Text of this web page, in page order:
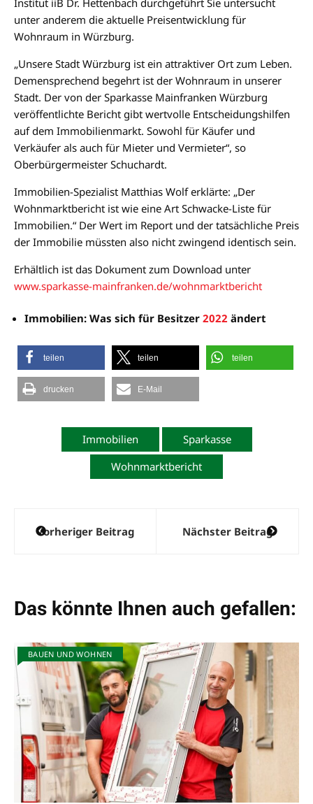
unter anderem die aktuelle Preisentwicklung für
Wohnraum in Würzburg.
„Unsere Stadt Würzburg ist ein attraktiver Ort zum Leben.
Demensprechend begehrt ist der Wohnraum in unserer
Stadt. Der von der Sparkasse Mainfranken Würzburg
veröffentlichte Bericht gibt wertvolle Entscheidungshilfen
auf dem Immobilienmarkt. Sowohl für Käufer und
Verkäufer als auch für Mieter und Vermieter“, so
Oberbürgermeister Schuchardt.
Immobilien-Spezialist Matthias Wolf erklärte: „Der
Wohnmarktbericht ist wie eine Art Schwacke-Liste für
Immobilien.“ Der Wert im Report und der tatsächliche Preis
der Immobilie müssten also nicht zwingend identisch sein.
Erhältlich ist das Dokument zum Download unter
www.sparkasse-mainfranken.de/wohnmarktbericht
Immobilien: Was sich für Besitzer 2022 ändert
teilen teilen teilen
drucken E-Mail
Immobilien
Sparkasse
Wohnmarktbericht
Beitragsnavigation
Vorheriger Beitrag Nächster Beitrag
Das könnte Ihnen auch gefallen:
BAUEN UND WOHNEN